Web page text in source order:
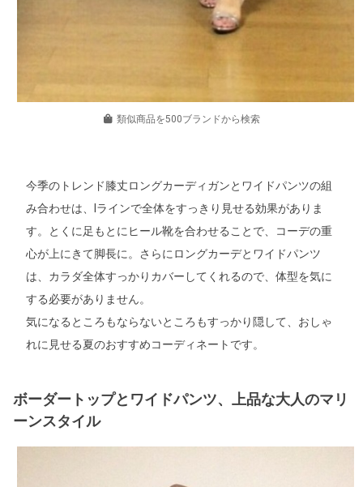
類似商品を500ブランドから検索
今季のトレンド膝丈ロングカーディガンとワイドパンツの組
み合わせは、Iラインで全体をすっきり見せる効果がありま
す。とくに足もとにヒール靴を合わせることで、コーデの重
心が上にきて脚長に。さらにロングカーデとワイドパンツ
は、カラダ全体すっかりカバーしてくれるので、体型を気に
する必要がありません。
気になるところもならないところもすっかり隠して、おしゃ
れに見せる夏のおすすめコーディネートです。
ボーダートップとワイドパンツ、上品な大人のマリ
ーンスタイル